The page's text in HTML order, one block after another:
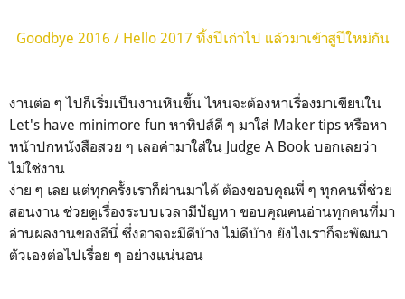
Goodbye 2016 / Hello 2017 ทิ้งปีเก่าไป แล้วมาเข้าสู่ปีใหม่กัน
งานต่อ ๆ ไปก็เริ่มเป็นงานหินขึ้น ไหนจะต้องหาเรื่องมาเขียนใน
Let's have minimore fun หาทิปส์ดี ๆ มาใส่ Maker tips หรือหา
หน้าปกหนังสือสวย ๆ เลอค่ามาใส่ใน Judge A Book บอกเลยว่า
ไม่ใช่งาน
ง่าย ๆ เลย แต่ทุกครั้งเราก็ผ่านมาได้ ต้องขอบคุณพี่ ๆ ทุกคนที่ช่วย
สอนงาน ช่วยดูเรื่องระบบเวลามีปัญหา ขอบคุณคนอ่านทุกคนที่มา
อ่านผลงานของอีนี่ ซึ่งอาจจะมีดีบ้าง ไม่ดีบ้าง ยังไงเราก็จะพัฒนา
ตัวเองต่อไปเรื่อย ๆ อย่างแน่นอน